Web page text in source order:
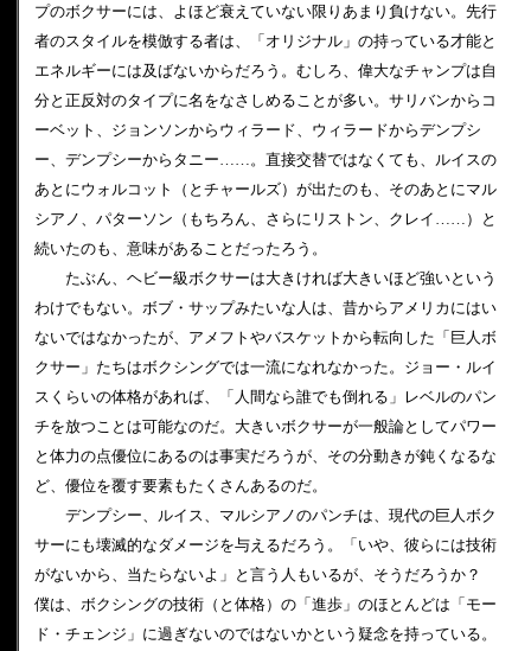
プのボクサーには、よほど衰えていない限りあまり負けない。先行
者のスタイルを模倣する者は、「オリジナル」の持っている才能と
エネルギーには及ばないからだろう。むしろ、偉大なチャンプは自
分と正反対のタイプに名をなさしめることが多い。サリバンからコ
ーベット、ジョンソンからウィラード、ウィラードからデンプシ
ー、デンプシーからタニー……。直接交替ではなくても、ルイスの
あとにウォルコット（とチャールズ）が出たのも、そのあとにマル
シアノ、パターソン（もちろん、さらにリストン、クレイ……）と
続いたのも、意味があることだったろう。
たぶん、ヘビー級ボクサーは大きければ大きいほど強いという
わけでもない。ボブ・サップみたいな人は、昔からアメリカにはい
ないではなかったが、アメフトやバスケットから転向した「巨人ボ
クサー」たちはボクシングでは一流になれなかった。ジョー・ルイ
スくらいの体格があれば、「人間なら誰でも倒れる」レベルのパン
チを放つことは可能なのだ。大きいボクサーが一般論としてパワー
と体力の点優位にあるのは事実だろうが、その分動きが鈍くなるな
ど、優位を覆す要素もたくさんあるのだ。
デンプシー、ルイス、マルシアノのパンチは、現代の巨人ボク
サーにも壊滅的なダメージを与えるだろう。「いや、彼らには技術
がないから、当たらないよ」と言う人もいるが、そうだろうか？
僕は、ボクシングの技術（と体格）の「進歩」のほとんどは「モー
ド・チェンジ」に過ぎないのではないかという疑念を持っている。